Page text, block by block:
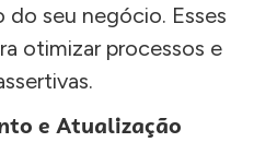
seu negócio. Esses
otimizar processos e
e Atualização